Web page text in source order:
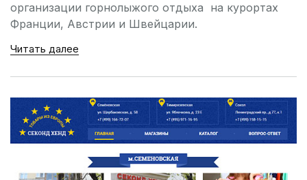
организации горнолыжого отдыха на курортах
Франции, Австрии и Швейцарии.
Читать далее